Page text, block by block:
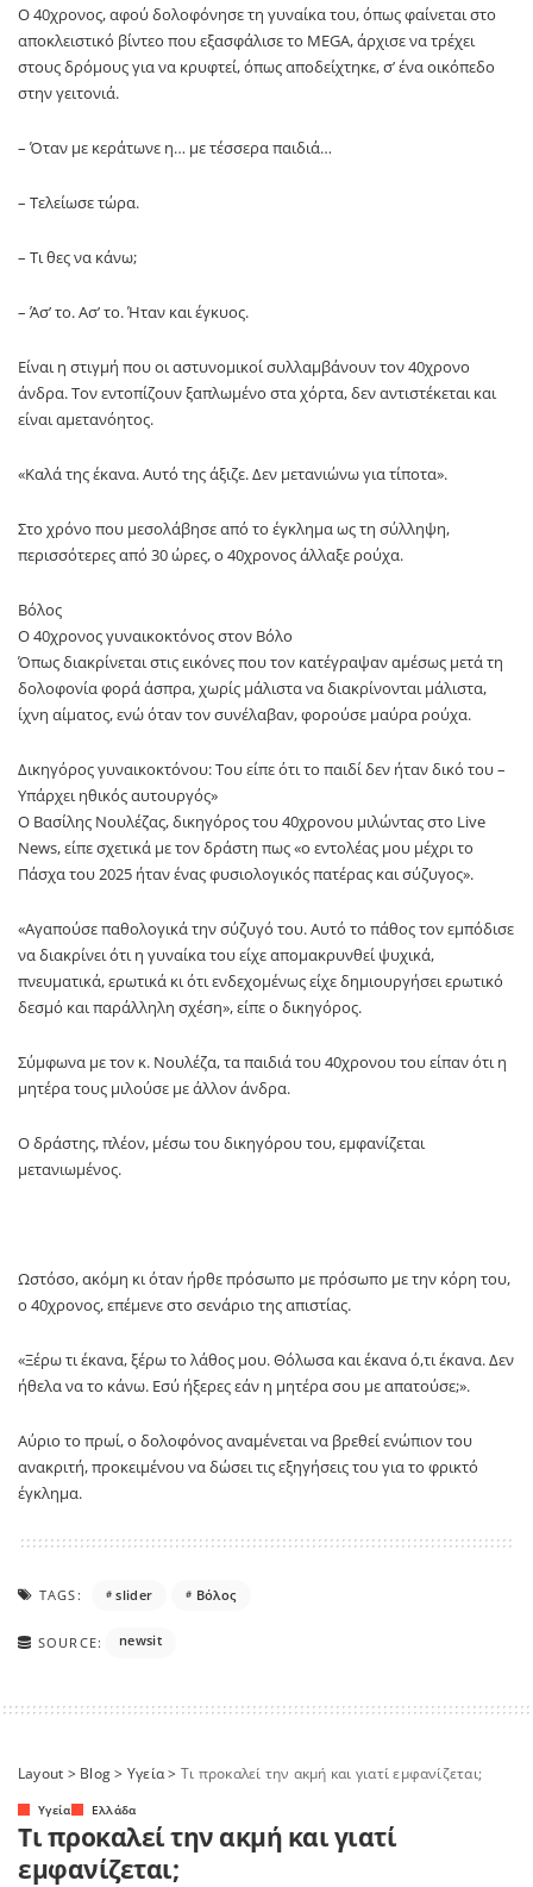
Ο 40χρονος, αφού δολοφόνησε τη γυναίκα του, όπως φαίνεται στο
αποκλειστικό βίντεο που εξασφάλισε το MEGA, άρχισε να τρέχει
στους δρόμους για να κρυφτεί, όπως αποδείχτηκε, σ’ ένα οικόπεδο
στην γειτονιά.
– Όταν με κεράτωνε η… με τέσσερα παιδιά…
– Τελείωσε τώρα.
– Τι θες να κάνω;
– Άσ’ το. Ασ’ το. Ήταν και έγκυος.
Είναι η στιγμή που οι αστυνομικοί συλλαμβάνουν τον 40χρονο
άνδρα. Τον εντοπίζουν ξαπλωμένο στα χόρτα, δεν αντιστέκεται και
είναι αμετανόητος.
«Καλά της έκανα. Αυτό της άξιζε. Δεν μετανιώνω για τίποτα».
Στο χρόνο που μεσολάβησε από το έγκλημα ως τη σύλληψη,
περισσότερες από 30 ώρες, ο 40χρονος άλλαξε ρούχα.
Βόλος
Ο 40χρονος γυναικοκτόνος στον Βόλο
Όπως διακρίνεται στις εικόνες που τον κατέγραψαν αμέσως μετά τη
δολοφονία φορά άσπρα, χωρίς μάλιστα να διακρίνονται μάλιστα,
ίχνη αίματος, ενώ όταν τον συνέλαβαν, φορούσε μαύρα ρούχα.
Δικηγόρος γυναικοκτόνου: Του είπε ότι το παιδί δεν ήταν δικό του –
Υπάρχει ηθικός αυτουργός»
Ο Βασίλης Νουλέζας, δικηγόρος του 40χρονου μιλώντας στο Live
News, είπε σχετικά με τον δράστη πως «ο εντολέας μου μέχρι το
Πάσχα του 2025 ήταν ένας φυσιολογικός πατέρας και σύζυγος».
«Αγαπούσε παθολογικά την σύζυγό του. Αυτό το πάθος τον εμπόδισε
να διακρίνει ότι η γυναίκα του είχε απομακρυνθεί ψυχικά,
πνευματικά, ερωτικά κι ότι ενδεχομένως είχε δημιουργήσει ερωτικό
δεσμό και παράλληλη σχέση», είπε ο δικηγόρος.
Σύμφωνα με τον κ. Νουλέζα, τα παιδιά του 40χρονου του είπαν ότι η
μητέρα τους μιλούσε με άλλον άνδρα.
Ο δράστης, πλέον, μέσω του δικηγόρου του, εμφανίζεται
μετανιωμένος.
Ωστόσο, ακόμη κι όταν ήρθε πρόσωπο με πρόσωπο με την κόρη του,
ο 40χρονος, επέμενε στο σενάριο της απιστίας.
«Ξέρω τι έκανα, ξέρω το λάθος μου. Θόλωσα και έκανα ό,τι έκανα. Δεν
ήθελα να το κάνω. Εσύ ήξερες εάν η μητέρα σου με απατούσε;».
Αύριο το πρωί, ο δολοφόνος αναμένεται να βρεθεί ενώπιον του
ανακριτή, προκειμένου να δώσει τις εξηγήσεις του για το φρικτό
έγκλημα.
TAGS: slider Βόλος
SOURCE: newsit
Layout > Blog> Yγεία> Τι προκαλεί την ακμή και γιατί εμφανίζεται;
Yγεία Ελλάδα
Τι προκαλεί την ακμή και γιατί
εμφανίζεται;